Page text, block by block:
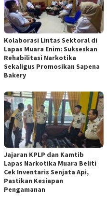
Kolaborasi Lintas Sektoral di
Lapas Muara Enim: Sukseskan
Rehabilitasi Narkotika
Sekaligus Promosikan Sapena
Bakery
Jajaran KPLP dan Kamtib
Lapas Narkotika Muara Beliti
Cek Inventaris Senjata Api,
Pastikan Kesiapan
Pengamanan